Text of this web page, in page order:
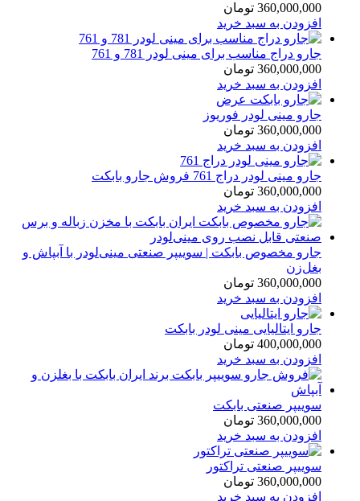
360,000,000 تومان
افزودن به سبد خرید
جارو دراج مناسب برای مینی لودر 781 و 761
360,000,000 تومان
افزودن به سبد خرید
جارو مینی لودر فوریوز
360,000,000 تومان
افزودن به سبد خرید
جارو مینی لودر دراج 761 فروش جارو بابکت
360,000,000 تومان
افزودن به سبد خرید
جارو مخصوص بابکت | سوییپر صنعتی مینی‌لودر با آبپاش و
بغل‌زن
360,000,000 تومان
افزودن به سبد خرید
جارو ایتالیایی مینی لودر بابکت
400,000,000 تومان
افزودن به سبد خرید
سوییپر صنعتی بابکت
360,000,000 تومان
افزودن به سبد خرید
سوییپر صنعتی تراکتور
360,000,000 تومان
افزودن به سبد خرید